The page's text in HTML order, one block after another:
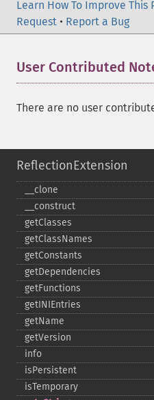
Learn How To Improve This
Request • Report a Bug
User Contributed
There are no user
ReflectionExtension
_​_​clone
_​_​construct
getClasses
getClassNames
getConstants
getDependencies
getFunctions
getINIEntries
getName
getVersion
info
isPersistent
isTemporary